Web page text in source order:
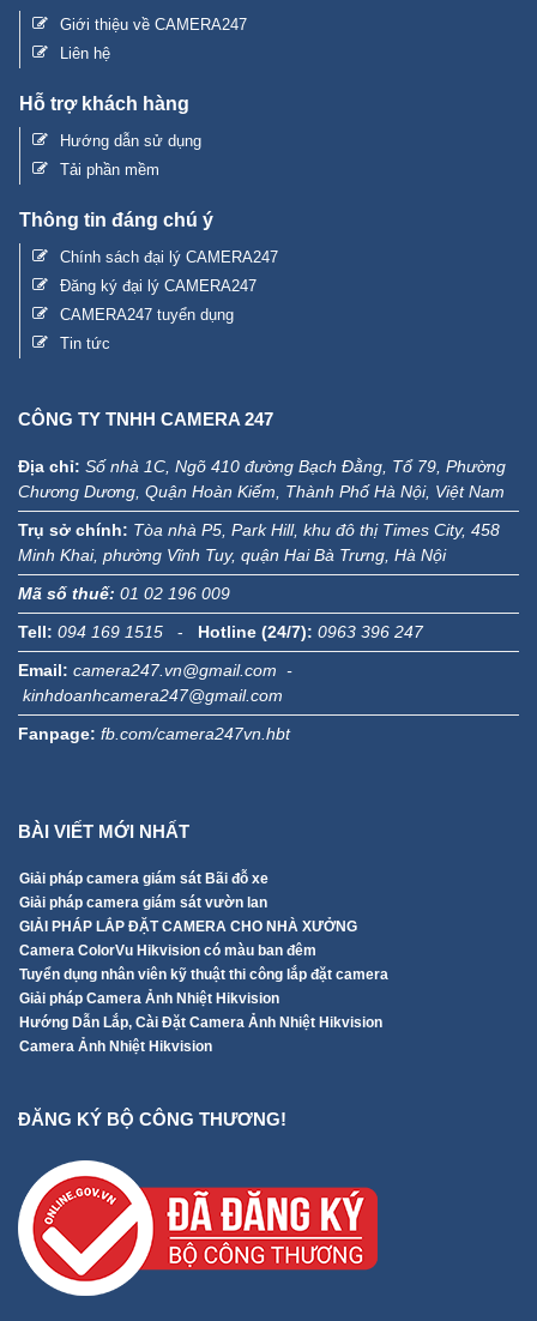
Giới thiệu về CAMERA247
Liên hệ
Hỗ trợ khách hàng
Hướng dẫn sử dụng
Tải phần mềm
Thông tin đáng chú ý
Chính sách đại lý CAMERA247
Đăng ký đại lý CAMERA247
CAMERA247 tuyển dụng
Tin tức
CÔNG TY TNHH CAMERA 247
Địa chỉ: Số nhà 1C, Ngõ 410 đường Bạch Đằng, Tổ 79, Phường
Chương Dương, Quận Hoàn Kiếm, Thành Phố Hà Nội, Việt Nam
Trụ sở chính: Tòa nhà P5, Park Hill, khu đô thị Times City, 458
Minh Khai, phường Vĩnh Tuy, quận Hai Bà Trưng, Hà Nội
Mã số thuế: 01 02 196 009
Tell: 094 169 1515 - Hotline (24/7): 0963 396 247
Email: camera247.vn@gmail.com -
kinhdoanhcamera247@gmail.com
Fanpage: fb.com/camera247vn.hbt
BÀI VIẾT MỚI NHẤT
Giải pháp camera giám sát Bãi đỗ xe
Giải pháp camera giám sát vườn lan
GIẢI PHÁP LẮP ĐẶT CAMERA CHO NHÀ XƯỞNG
Camera ColorVu Hikvision có màu ban đêm
Tuyển dụng nhân viên kỹ thuật thi công lắp đặt camera
Giải pháp Camera Ảnh Nhiệt Hikvision
Hướng Dẫn Lắp, Cài Đặt Camera Ảnh Nhiệt Hikvision
Camera Ảnh Nhiệt Hikvision
ĐĂNG KÝ BỘ CÔNG THƯƠNG!